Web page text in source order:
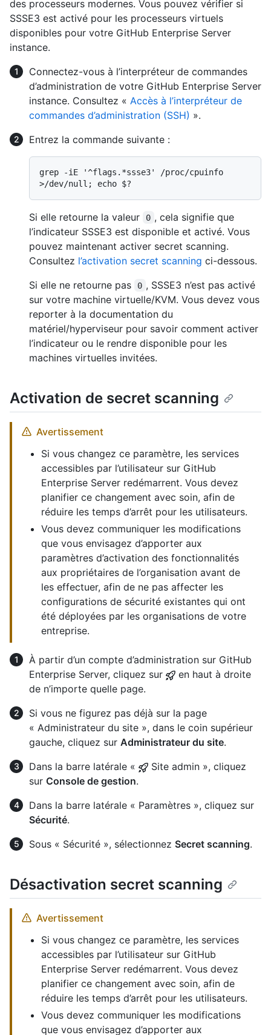
des processeurs modernes. Vous pouvez vérifier si
SSSE3 est activé pour les processeurs virtuels
disponibles pour votre GitHub Enterprise Server
instance.
Connectez-vous à l’interpréteur de commandes
d’administration de votre GitHub Enterprise Server
instance. Consultez « Accès à l’interpréteur de
commandes d’administration (SSH) ».
Entrez la commande suivante :
grep -iE '^flags.*ssse3' /proc/cpuinfo
Si elle retourne la valeur 0 , cela signifie que
l’indicateur SSSE3 est disponible et activé. Vous
pouvez maintenant activer secret scanning.
Consultez l’activation secret scanning ci-dessous.
Si elle ne retourne pas
0 , SSSE3 n’est pas activé
sur votre machine virtuelle/KVM. Vous devez vous
reporter à la documentation du
matériel/hyperviseur pour savoir comment activer
l’indicateur ou le rendre disponible pour les
machines virtuelles invitées.
Activation de secret scanning
Avertissement
Si vous changez ce paramètre, les services
accessibles par l’utilisateur sur GitHub
Enterprise Server redémarrent. Vous devez
planifier ce changement avec soin, afin de
réduire les temps d’arrêt pour les utilisateurs.
Vous devez communiquer les modifications
que vous envisagez d’apporter aux
paramètres d’activation des fonctionnalités
aux propriétaires de l’organisation avant de
les effectuer, afin de ne pas affecter les
configurations de sécurité existantes qui ont
été déployées par les organisations de votre
entreprise.
À partir d’un compte d’administration sur GitHub
Enterprise Server, cliquez sur
en haut à droite
de n’importe quelle page.
Si vous ne figurez pas déjà sur la page
« Administrateur du site », dans le coin supérieur
gauche, cliquez sur Administrateur du site.
Dans la barre latérale «
Site admin », cliquez
sur Console de gestion.
Dans la barre latérale « Paramètres », cliquez sur
Sécurité.
Sous « Sécurité », sélectionnez Secret scanning.
Désactivation secret scanning
Avertissement
Si vous changez ce paramètre, les services
accessibles par l’utilisateur sur GitHub
Enterprise Server redémarrent. Vous devez
planifier ce changement avec soin, afin de
réduire les temps d’arrêt pour les utilisateurs.
Vous devez communiquer les modifications
que vous envisagez d’apporter aux